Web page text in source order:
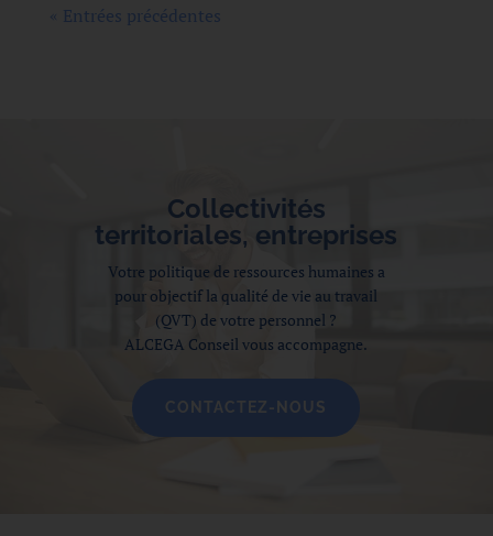
« Entrées précédentes
Collectivités
territoriales, entreprises
Votre politique de ressources humaines a
pour objectif la qualité de vie au travail
(QVT) de votre personnel ?
ALCEGA Conseil vous accompagne.
CONTACTEZ-NOUS